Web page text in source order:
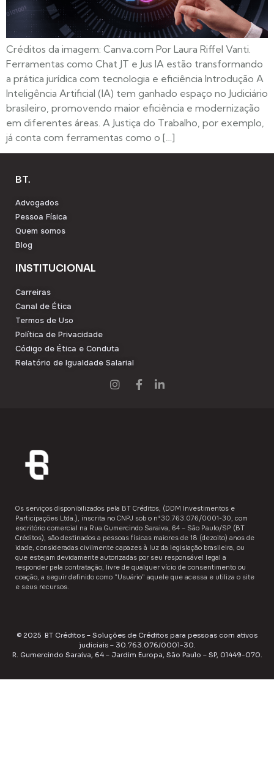
Créditos da imagem: Canva.com Por Laura Riffel Vanti.
Ferramentas como Chat JT e Jus IA estão transformando
a prática jurídica com tecnologia e eficiência Introdução A
Inteligência Artificial (IA) tem ganhado espaço no Judiciário
brasileiro, promovendo maior eficiência e modernização
em diferentes áreas. A Justiça do Trabalho, por exemplo,
já conta com ferramentas como o […]
BT.
Advogados
Pessoa Física
Quem somos
Blog
INSTITUCIONAL
Carreiras
Canal de Ética
Termos de Uso
Política de Privacidade
Código de Ética e Conduta
Relatório de Igualdade Salarial
Os serviços disponibilizados pela ​BT Créditos,​ (DDM Investimentos e
Participações Ltda.), inscrita no CNPJ sob o nº30.763.076/0001-30, com
escritório comercial na Rua Gumercindo Saraiva, 64 – São Paulo/SP (BT
Créditos), são destinados a ​pessoas físicas maiores de 18 (dezoito) anos de
idade,​ consideradas civilmente capazes à luz da legislação brasileira, ou
que estejam devidamente autorizadas por seu responsável legal a
responder pela contratação, livre de qualquer vício de consentimento ou
coação, a seguir definido como “Usuário”​​ aquele que acessa e utiliza o site
e seus recursos.
© 2025 BT Créditos – Soluções de Créditos para pessoas com ativos
judiciais – 30.763.076/0001-30.
R. Gumercindo Saraiva, 64 – Jardim Europa, São Paulo – SP, 01449-070.